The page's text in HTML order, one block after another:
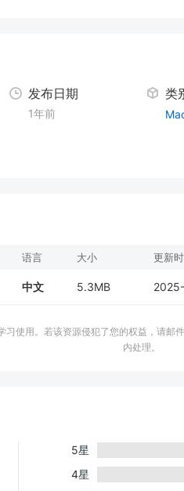
发布日期
1年前
类
语言 大小 更新
中文 5.3MB
习使用。若该资源侵犯了您的权益，请
内处理。
5星
4星